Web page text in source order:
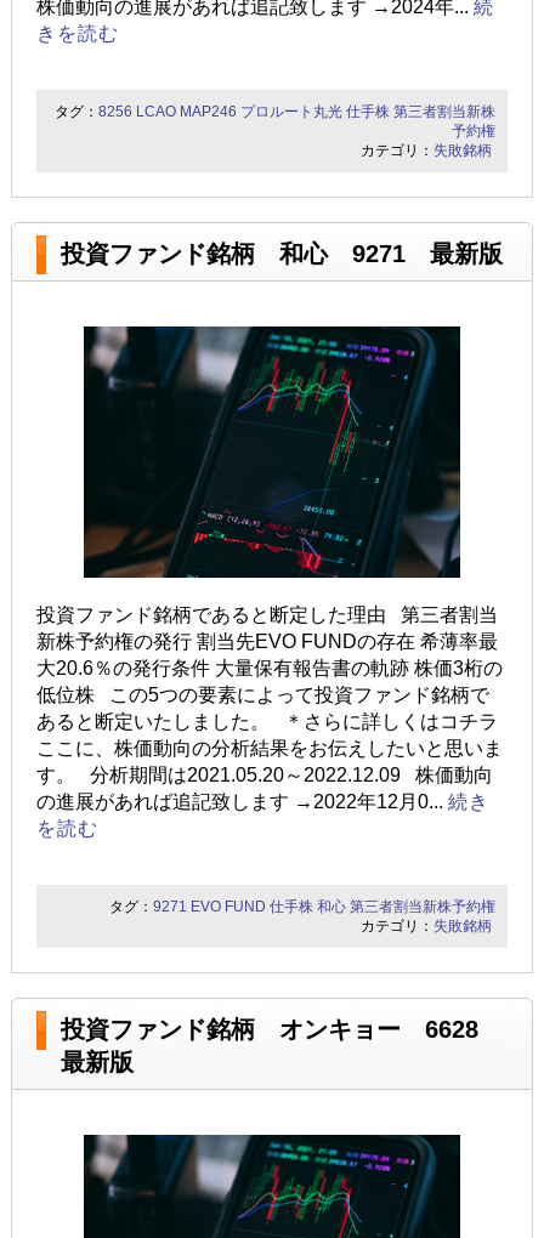
株価動向の進展があれば追記致します →2024年... 続
きを読む
タグ：8256 LCAO MAP246 プロルート丸光 仕手株 第三者割当新株
予約権
カテゴリ： 失敗銘柄
投資ファンド銘柄 和心 9271 最新版
投資ファンド銘柄であると断定した理由 第三者割当
新株予約権の発行 割当先EVO FUNDの存在 希薄率最
大20.6％の発行条件 大量保有報告書の軌跡 株価3桁の
低位株 この5つの要素によって投資ファンド銘柄で
あると断定いたしました。 ＊さらに詳しくはコチラ
ここに、株価動向の分析結果をお伝えしたいと思いま
す。 分析期間は2021.05.20～2022.12.09 株価動向
の進展があれば追記致します →2022年12月0... 続き
を読む
タグ：9271 EVO FUND 仕手株 和心 第三者割当新株予約権
カテゴリ： 失敗銘柄
投資ファンド銘柄 オンキョー 6628
最新版